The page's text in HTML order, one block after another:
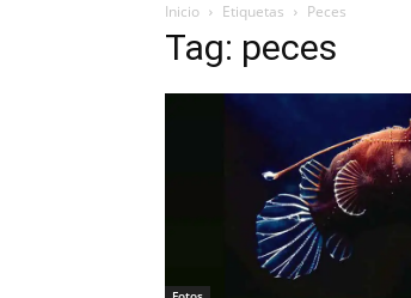
Inicio Etiquetas Peces
Tag: peces